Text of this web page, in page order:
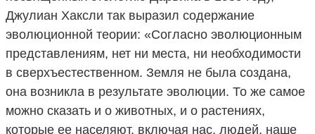
Джулиан Хаксли так выразил содержание
эволюционной теории: «Согласно эволюционным
представлениям, нет ни места, ни необходимости
в сверхъестественном. Земля не была создана,
она возникла в результате эволюции. То же самое
можно сказать и о животных, и о растениях,
которые ее населяют, включая нас, людей, наше